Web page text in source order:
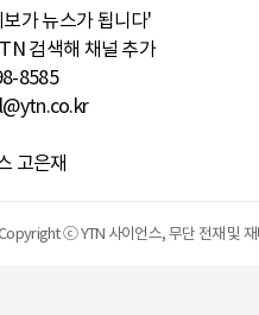
가 뉴스가 됩니다'
검색해 채널 추가
8585
고은재
ⓒ YTN 사이언스, 무단 전재 및